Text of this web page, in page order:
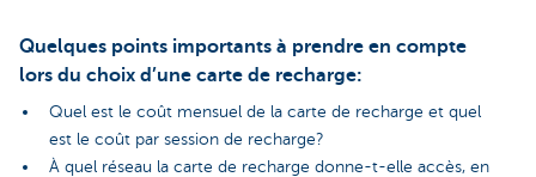
Quelques points importants à prendre en compte
lors du choix d’une carte de recharge:
Quel est le coût mensuel de la carte de recharge et quel
est le coût par session de recharge?
À quel réseau la carte de recharge donne-t-elle accès, en